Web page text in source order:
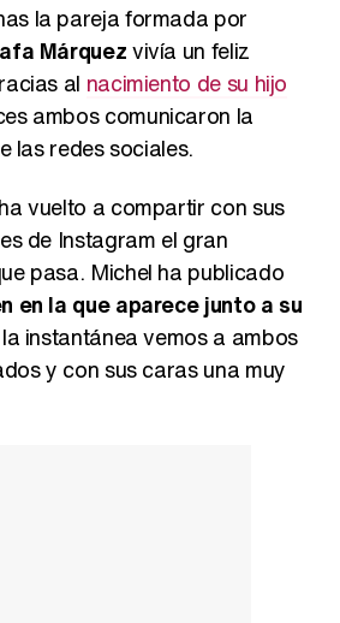
la pareja formada por
Márquezvivía un feliz
al nacimiento de su hijo
ambos comunicaron la
las redes sociales.
vuelto a compartir con sus
de Instagram el gran
pasa. Michel ha publicado
en la que aparece junto a su
instantánea vemos a ambos
y con sus caras una muy